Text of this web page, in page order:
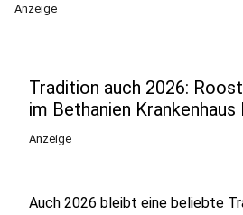
Anzeige
Tradition auch 2026:
im Bethanien Krankenhaus
Anzeige
Auch 2026 bleibt eine beliebte